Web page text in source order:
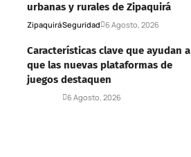
urbanas y rurales de Zipaquirá
ZipaquiráSeguridad 6 Agosto, 2026
Características clave que ayudan a
que las nuevas plataformas de
juegos destaquen
6 Agosto, 2026